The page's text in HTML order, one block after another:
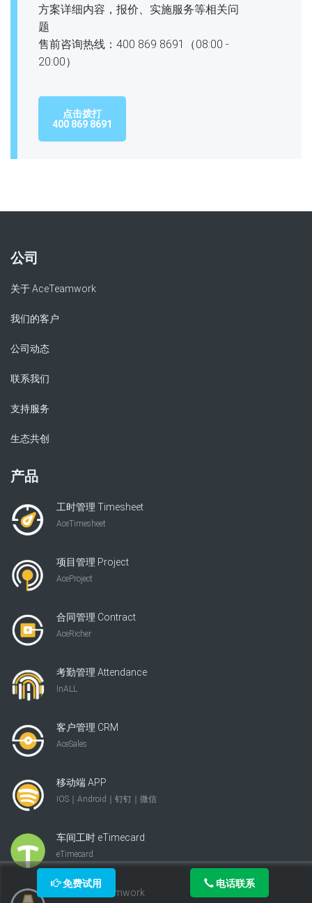
方案详细内容，报价、实施服务等相关问
题
售前咨询热线：400 869 8691（08:00 -
20:00）
点击拨打
400 869 8691
公司
关于 AceTeamwork
我们的客户
公司动态
联系我们
支持服务
生态共创
产品
工时管理 Timesheet
AceTimesheet
项目管理 Project
AceProject
合同管理 Contract
AceRicher
考勤管理 Attendance
InALL
客户管理 CRM
AceSales
移动端 APP
IOS｜Android｜钉钉｜微信
车间工时 eTimecard
eTimecard
全部产品 Teamwork
免费试用 电话联系